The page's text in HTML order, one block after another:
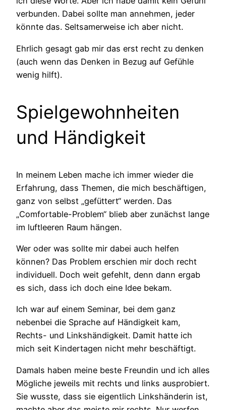
verbunden. Dabei sollte man annehmen, jeder
könnte das. Seltsamerweise ich aber nicht.
Ehrlich gesagt gab mir das erst recht zu denken
(auch wenn das Denken in Bezug auf Gefühle
wenig hilft).
Spielgewohnheiten
und Händigkeit
In meinem Leben mache ich immer wieder die
Erfahrung, dass Themen, die mich beschäftigen,
ganz von selbst „gefüttert“ werden. Das
„Comfortable-Problem“ blieb aber zunächst lange
im luftleeren Raum hängen.
Wer oder was sollte mir dabei auch helfen
können? Das Problem erschien mir doch recht
individuell. Doch weit gefehlt, denn dann ergab
es sich, dass ich doch eine Idee bekam.
Ich war auf einem Seminar, bei dem ganz
nebenbei die Sprache auf Händigkeit kam,
Rechts- und Linkshändigkeit. Damit hatte ich
mich seit Kindertagen nicht mehr beschäftigt.
Damals haben meine beste Freundin und ich alles
Mögliche jeweils mit rechts und links ausprobiert.
Sie wusste, dass sie eigentlich Linkshänderin ist,